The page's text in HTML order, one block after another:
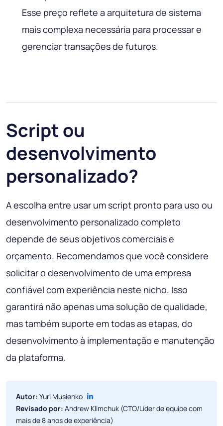
Esse preço reflete a arquitetura de sistema
mais complexa necessária para processar e
gerenciar transações de futuros.
Script ou
desenvolvimento
personalizado?
A escolha entre usar um script pronto para uso ou
desenvolvimento personalizado completo
depende de seus objetivos comerciais e
orçamento. Recomendamos que você considere
solicitar o desenvolvimento de uma empresa
confiável com experiência neste nicho. Isso
garantirá não apenas uma solução de qualidade,
mas também suporte em todas as etapas, do
desenvolvimento à implementação e manutenção
da plataforma.
Autor: Yuri Musienko
Revisado por: Andrew Klimchuk (CTO/Líder de equipe com
mais de 8 anos de experiência)